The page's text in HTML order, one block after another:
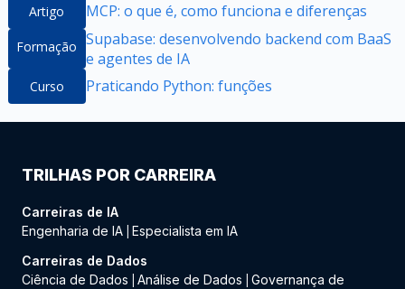
Artigo MCP: o que é, como funciona e diferenças
Formação Supabase: desenvolvendo backend com BaaS
e agentes de IA
Curso Praticando Python: funções
TRILHAS POR CARREIRA
Carreiras de IA
Engenharia de IA Especialista em IA
Carreiras de Dados
Ciência de Dados
Análise de Dados
Governança de